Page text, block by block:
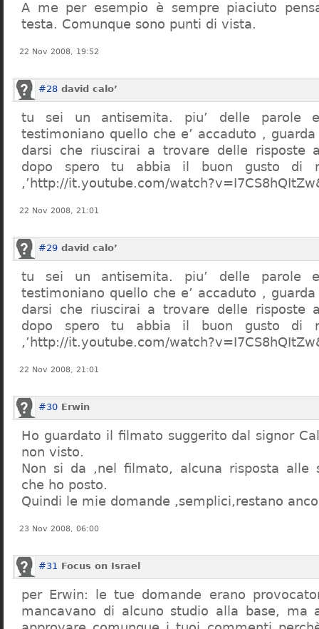
A me per esempio è sempre piaciuto
testa. Comunque sono punti di vista.
22 Nov 2008, 19:52
#28 david calo’
tu sei un antisemita. piu’ delle parole
testimoniano quello che e’ accaduto , guarda
darsi che riuscirai a trovare delle risposte
dopo spero tu abbia il buon gusto di
,’http://it.youtube.com/
22 Nov 2008, 21:01
#29 david calo’
tu sei un antisemita. piu’ delle parole
testimoniano quello che e’ accaduto , guarda
darsi che riuscirai a trovare delle risposte
dopo spero tu abbia il buon gusto di
,’http://it.youtube.com/
22 Nov 2008, 21:01
#30 Erwin
Ho guardato il filmato suggerito dal signor
non visto.
Non si da ,nel filmato, alcuna risposta alle
che ho posto.
Quindi le mie domande ,semplici,restano
23 Nov 2008, 06:00
#31 Focus on Israel
per Erwin: le tue domande erano
mancavano di alcuno studio alla base, ma